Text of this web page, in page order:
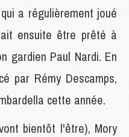
a régulièrement joué
ensuite être prêté à
gardien Paul Nardi. En
par Rémy Descamps,
cette année.
bientôt l'être), Mory